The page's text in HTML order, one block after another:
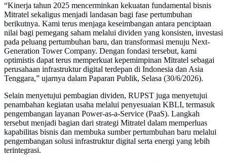
“Kinerja tahun 2025 mencerminkan kekuatan fundamental bisnis
Mitratel sekaligus menjadi landasan bagi fase pertumbuhan
berikutnya. Kami terus menjaga keseimbangan antara penciptaan
nilai bagi pemegang saham melalui dividen yang konsisten, investasi
pada peluang pertumbuhan baru, dan transformasi menuju Next-
Generation Tower Company. Dengan fondasi tersebut, kami
optimistis dapat terus memperkuat kepemimpinan Mitratel sebagai
perusahaan infrastruktur digital terdepan di Indonesia dan Asia
Tenggara,” ujarnya dalam Paparan Publik, Selasa (30/6/2026).
Selain menyetujui pembagian dividen, RUPST juga menyetujui
penambahan kegiatan usaha melalui penyesuaian KBLI, termasuk
pengembangan layanan Power-as-a-Service (PaaS). Langkah
tersebut menjadi bagian dari strategi Mitratel dalam memperluas
kapabilitas bisnis dan membuka sumber pertumbuhan baru melalui
pengembangan solusi infrastruktur digital serta energi yang lebih
terintegrasi.